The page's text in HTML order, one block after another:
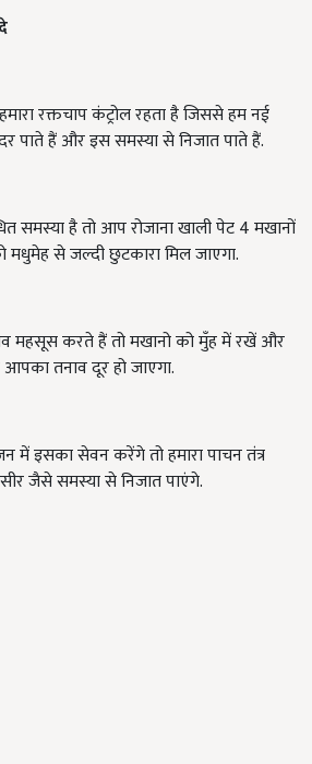
रक्तचाप कंट्रोल रहता है जिससे हम नई
पाते हैं और इस समस्या से निजात पाते हैं.
समस्या है तो आप रोजाना खाली पेट 4 मखानों
से जल्दी छुटकारा मिल जाएगा.
महसूस करते हैं तो मखानो को मुँह में रखें और
तनाव दूर हो जाएगा.
में इसका सेवन करेंगे तो हमारा पाचन तंत्र
जैसे समस्या से निजात पाएंगे.